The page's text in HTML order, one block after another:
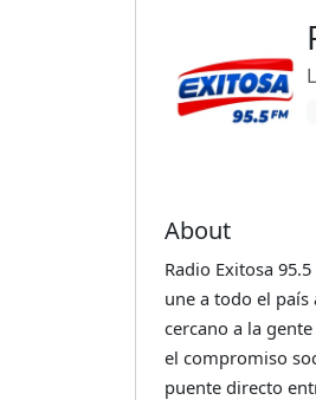
About
Radio Exitosa
une a todo el país
cercano a la
el compromiso
puente directo